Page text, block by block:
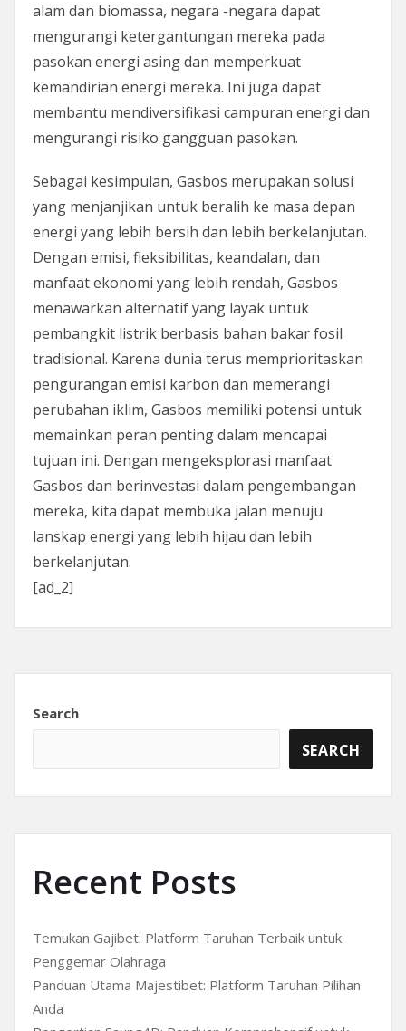
alam dan biomassa, negara -negara dapat
mengurangi ketergantungan mereka pada
pasokan energi asing dan memperkuat
kemandirian energi mereka. Ini juga dapat
membantu mendiversifikasi campuran energi dan
mengurangi risiko gangguan pasokan.
Sebagai kesimpulan, Gasbos merupakan solusi
yang menjanjikan untuk beralih ke masa depan
energi yang lebih bersih dan lebih berkelanjutan.
Dengan emisi, fleksibilitas, keandalan, dan
manfaat ekonomi yang lebih rendah, Gasbos
menawarkan alternatif yang layak untuk
pembangkit listrik berbasis bahan bakar fosil
tradisional. Karena dunia terus memprioritaskan
pengurangan emisi karbon dan memerangi
perubahan iklim, Gasbos memiliki potensi untuk
memainkan peran penting dalam mencapai
tujuan ini. Dengan mengeksplorasi manfaat
Gasbos dan berinvestasi dalam pengembangan
mereka, kita dapat membuka jalan menuju
lanskap energi yang lebih hijau dan lebih
berkelanjutan.
[ad_2]
Search
SEARCH
Recent Posts
Temukan Gajibet: Platform Taruhan Terbaik untuk
Penggemar Olahraga
Panduan Utama Majestibet: Platform Taruhan Pilihan
Anda